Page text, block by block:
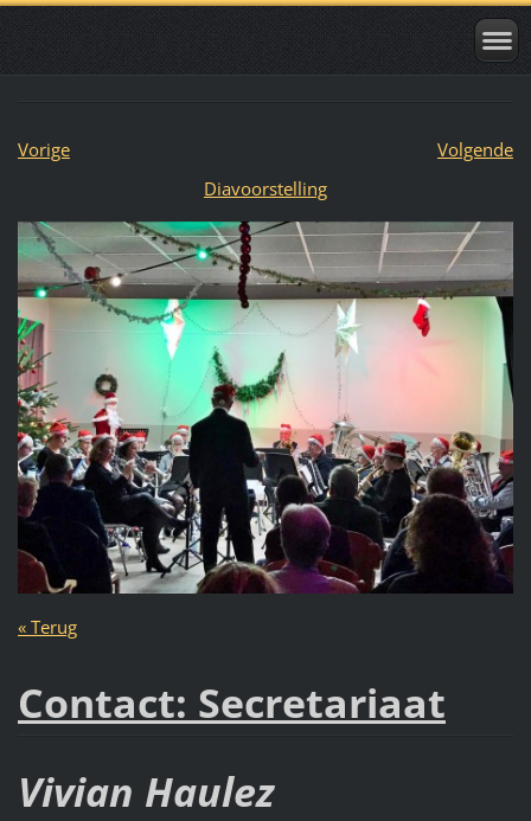
Vorige
Volgende
Diavoorstelling
« Terug
Contact: Secretariaat
Vivian Haulez